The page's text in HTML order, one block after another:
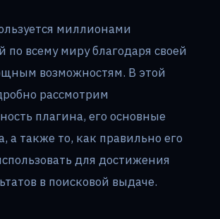
миллионами
по всему миру благодаря своей
возможностям. В этой
рассмотрим
плагина, его основные
а также то, как правильно его
для достижения
в поисковой выдаче.